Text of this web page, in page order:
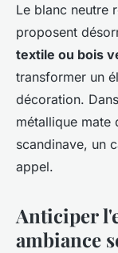
Le blanc neutre
proposent
textile ou bois
transformer un
décoration.
métallique mate
scandinave, un
appel.
Anticiper
ambiance